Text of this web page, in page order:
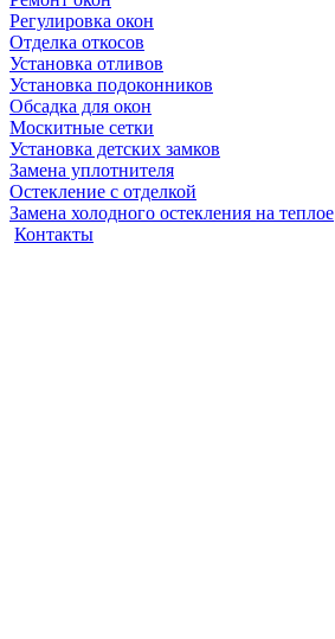
Регулировка окон
Отделка откосов
Установка отливов
Установка подоконников
Обсадка для окон
Москитные сетки
Установка детских замков
Замена уплотнителя
Остекление с отделкой
Замена холодного остекления на теплое
Контакты